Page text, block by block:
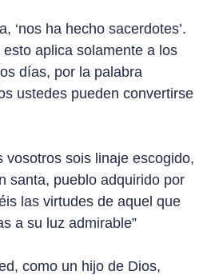
‘nos ha hecho sacerdotes’.
aplica solamente a los
días, por la palabra
ustedes pueden convertirse
vosotros sois linaje escogido,
santa, pueblo adquirido por
las virtudes de aquel que
a su luz admirable”
como un hijo de Dios,